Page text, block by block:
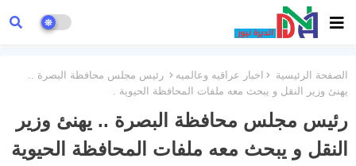
الصفحة الرئيسية اخبار عراقيه وعالميه
رئيس مجلس محافظة البصرة ..
يهنئ وزير النقل و يبحث معه ملفات المحافظة الحيوية .
رئيس مجلس محافظة البصرة .. يهنئ وزير
النقل و يبحث معه ملفات المحافظة الحيوية